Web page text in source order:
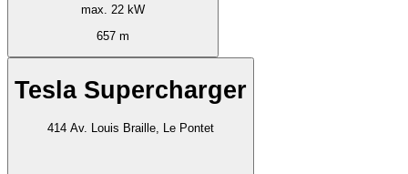
max. 22 kW
657 m
Tesla Supercharger
414 Av. Louis Braille, Le Pontet